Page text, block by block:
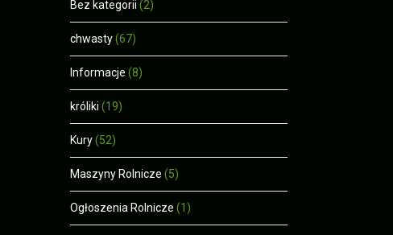
Bez kategorii (2)
chwasty(67)
Informacje (8)
króliki (19)
Kury(52)
Maszyny Rolnicze (5)
Ogłoszenia Rolnicze (1)